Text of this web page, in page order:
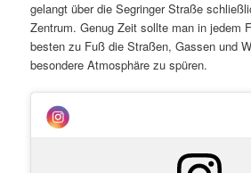
gelangt über die Segringer Straße
Zentrum. Genug Zeit sollte man in jedem
besten zu Fuß die Straßen, Gassen und
besondere Atmosphäre zu spüren.